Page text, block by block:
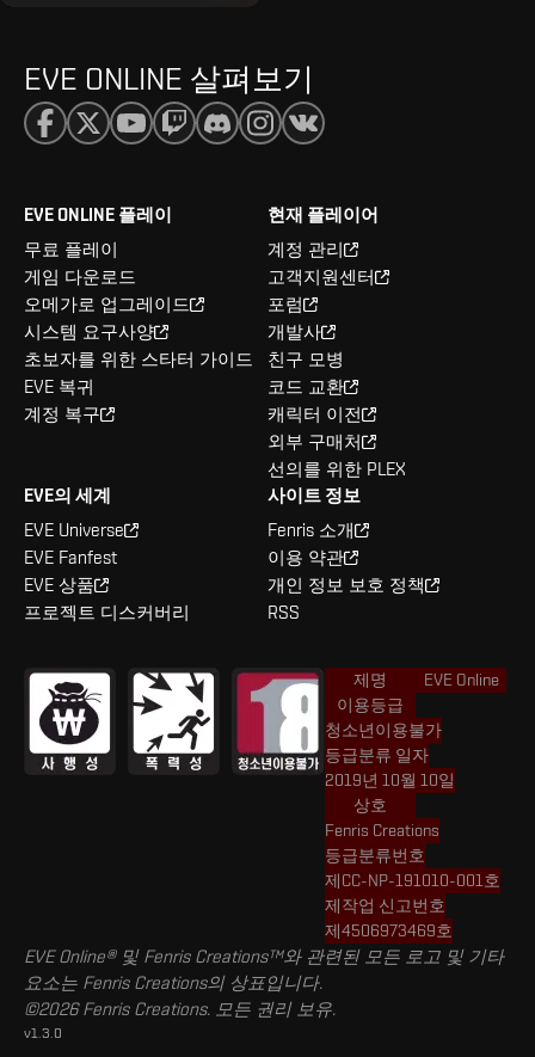
EVE ONLINE 살펴보기
EVE ONLINE 플레이
무료 플레이
게임 다운로드
오메가로 업그레이드
시스템 요구사양
초보자를 위한 스타터 가이드
EVE 복귀
계정 복구
현재 플레이어
계정 관리
고객지원센터
포럼
개발사
친구 모병
코드 교환
캐릭터 이전
외부 구매처
선의를 위한 PLEX
EVE의 세계
EVE Universe
EVE Fanfest
EVE 상품
프로젝트 디스커버리
사이트 정보
Fenris 소개
이용 약관
개인 정보 보호 정책
RSS
제명
EVE Online
이용등급
청소년이용불가
등급분류 일자
2019년 10월 10일
상호
Fenris Creations
등급분류번호
제CC-NP-191010-001호
제작업 신고번호
제4506973469호
EVE Online® 및 Fenris Creations™와 관련된 모든 로고 및 기타
요소는 Fenris Creations의 상표입니다.
©2026 Fenris Creations. 모든 권리 보유.
v1.3.0